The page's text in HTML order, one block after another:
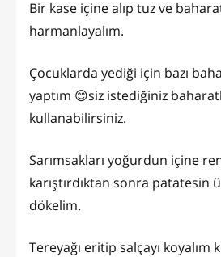
Bir kase içine alıp tuz ve
harmanlayalım.
Çocuklarda yediği için bazı
yaptım 😊siz istediğiniz
kullanabilirsiniz.
Sarımsakları yoğurdun içine
karıştırdıktan sonra patatesin
dökelim.
Tereyağı eritip salçayı koyalım